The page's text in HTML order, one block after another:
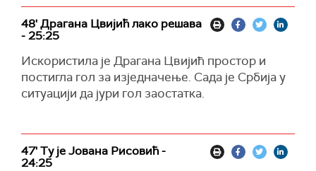
48' Драгана Цвијић лако решава
- 25:25
Искористила је Драгана Цвијић простор и
постигла гол за изједначење. Сада је Србија у
ситуацији да јури гол заостатка.
47' Ту је Јована Рисовић -
24:25